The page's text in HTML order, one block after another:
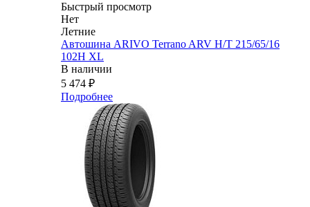
Быстрый просмотр
Нет
Летние
Автошина ARIVO Terrano ARV H/T 215/65/16
102H XL
В наличии
5 474 ₽
Подробнее